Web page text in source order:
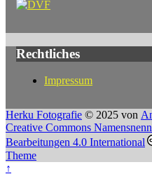
Rechtliches
Impressum
Herku Fotografie © 2025 von
Creative Commons
Bearbeitungen 4.0 International
Theme
↑